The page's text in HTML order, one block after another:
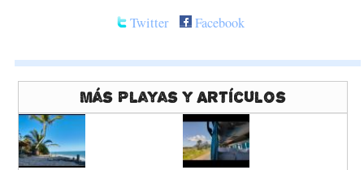
Twitter
Facebook
Más Playas y Artículos